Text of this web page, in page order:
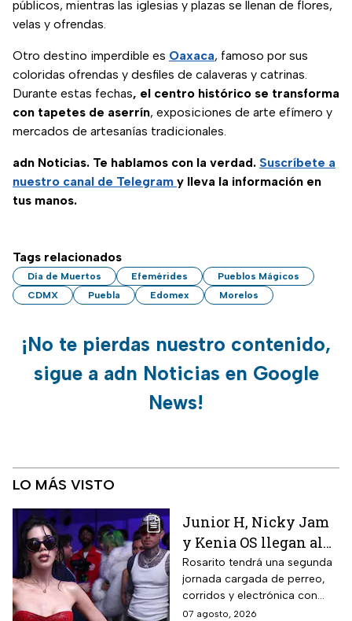
públicos, mientras las iglesias y plazas se llenan de flores,
velas y ofrendas.
Otro destino imperdible es Oaxaca, famoso por sus
coloridas ofrendas y desfiles de calaveras y catrinas.
Durante estas fechas, el centro histórico se transforma
con tapetes de aserrín, exposiciones de arte efímero y
mercados de artesanías tradicionales.
adn Noticias. Te hablamos con la verdad. Suscríbete a
nuestro canal de Telegram y lleva la información en
tus manos.
Tags relacionados
Día de Muertos Efemérides
Pueblos Mágicos
CDMX
Puebla Edomex Morelos
¡No te pierdas nuestro contenido,
sigue a adn Noticias en Google
News!
LO MÁS VISTO
Junior H, Nicky Jam
y Kenia OS llegan al
Baja Beach Fest 2026:
Estos son los horarios
del sábado
Rosarito tendrá una segunda
jornada cargada de perreo,
corridos y electrónica con
Farruko, Jowell y Randy, Zion y
07 agosto, 2026